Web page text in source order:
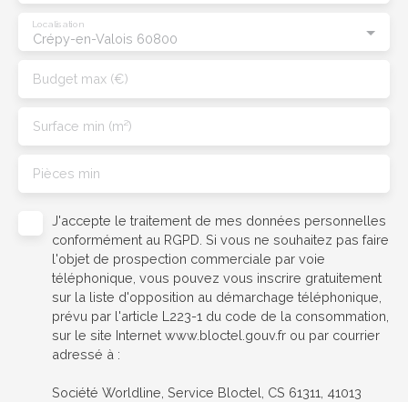
Crépy-en-Valois 60800
Localisation
Budget max (€)
Surface min (m²)
Pièces min
J'accepte le traitement de mes données personnelles
conformément au RGPD. Si vous ne souhaitez pas faire
l'objet de prospection commerciale par voie
téléphonique, vous pouvez vous inscrire gratuitement
sur la liste d'opposition au démarchage téléphonique,
prévu par l'article L223-1 du code de la consommation,
sur le site Internet www.bloctel.gouv.fr ou par courrier
adressé à :
Société Worldline, Service Bloctel, CS 61311, 41013